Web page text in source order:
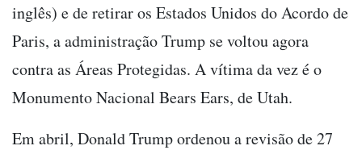
inglês) e de retirar os Estados Unidos do Acordo de
Paris, a administração Trump se voltou agora
contra as Áreas Protegidas. A vítima da vez é o
Monumento Nacional Bears Ears, de Utah.
Em abril, Donald Trump ordenou a revisão de 27